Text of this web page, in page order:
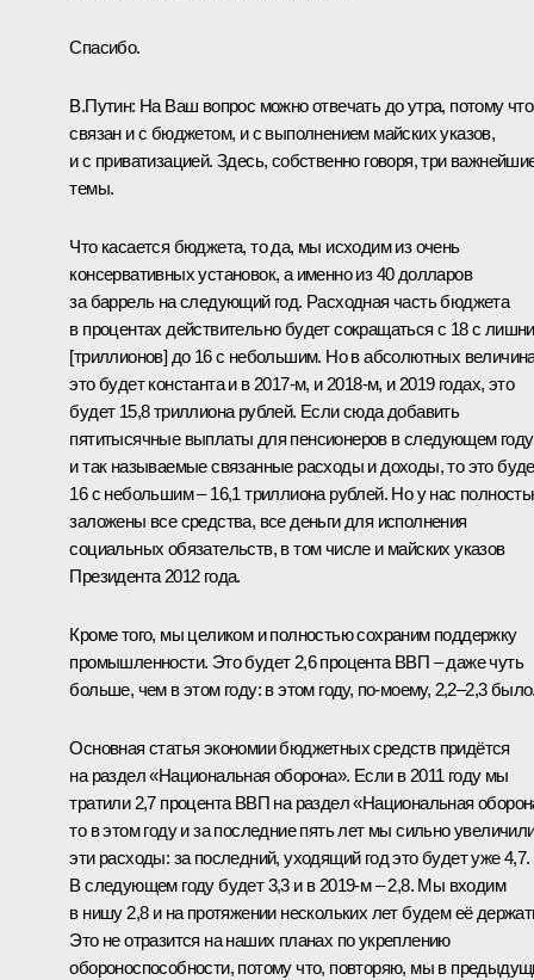
Спасибо.
В.Путин: На Ваш вопрос можно отвечать до утра, потому
связан и с бюджетом, и с выполнением майских указов,
и с приватизацией. Здесь, собственно говоря, три
темы.
Что касается бюджета, то да, мы исходим из очень
консервативных установок, а именно из 40 долларов
за баррель на следующий год. Расходная часть бюджета
в процентах действительно будет сокращаться с 18 с
[триллионов] до 16 с небольшим. Но в абсолютных
это будет константа и в 2017‑м, и 2018‑м, и 2019 годах, это
будет 15,8 триллиона рублей. Если сюда добавить
пятитысячные выплаты для пенсионеров в следующем году
и так называемые связанные расходы и доходы, то это
16 с небольшим – 16,1 триллиона рублей. Но у нас
заложены все средства, все деньги для исполнения
социальных обязательств, в том числе и майских указов
Президента 2012 года.
Кроме того, мы целиком и полностью сохраним поддержку
промышленности. Это будет 2,6 процента ВВП – даже чуть
больше, чем в этом году: в этом году, по-моему, 2,2–2,3
Основная статья экономии бюджетных средств придётся
на раздел «Национальная оборона». Если в 2011 году мы
тратили 2,7 процента ВВП на раздел «Национальная
то в этом году и за последние пять лет мы сильно
эти расходы: за последний, уходящий год это будет уже 4,7.
В следующем году будет 3,3 и в 2019‑м – 2,8. Мы входим
в нишу 2,8 и на протяжении нескольких лет будем её
Это не отразится на наших планах по укреплению
обороноспособности, потому что, повторяю, мы в